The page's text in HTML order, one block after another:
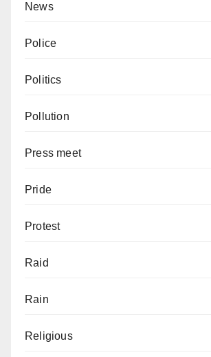
News
Police
Politics
Pollution
Press meet
Pride
Protest
Raid
Rain
Religious